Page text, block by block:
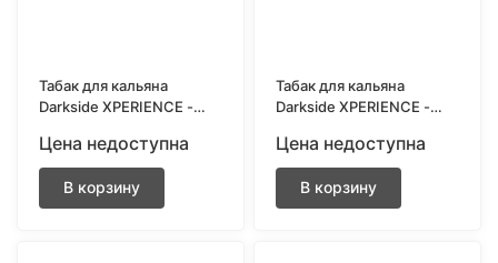
Табак для кальяна
Darkside XPERIENCE -
жвачка) 25 грамм
Цена недоступна
В корзину
Табак для кальяна
Darkside XPERIENCE -
30 грамм
Цена недоступна
В корзину